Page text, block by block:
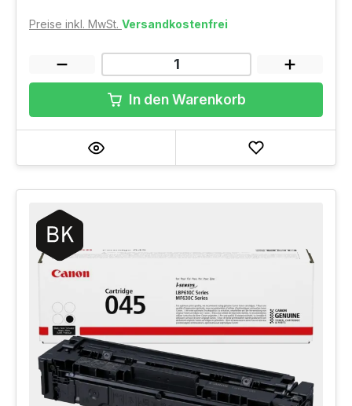
Preise inkl. MwSt. Versandkostenfrei
In den Warenkorb